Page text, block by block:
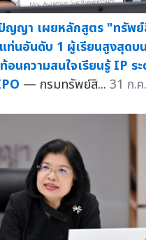
ญญา เผยหลักสูตร "ทรัพย์
นอันดับ 1 ผู้เรียนสูงสุดบ
นความสนใจเรียนรู้ IP ร
— กรมทรัพย์สิ... 31 ก.ค.